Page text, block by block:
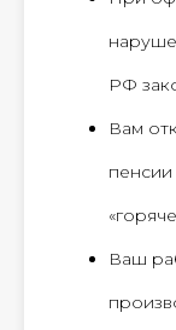
РФ
Вам
пенсии
Ваш